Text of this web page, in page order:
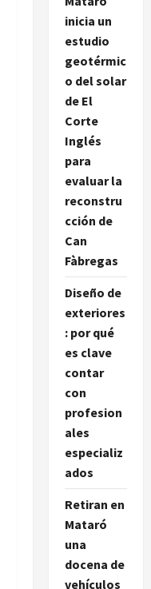
inicia un
estudio
geotérmic
o del solar
de El
Corte
Inglés
para
evaluar la
reconstru
cción de
Can
Fàbregas
Diseño de
exteriores
: por qué
es clave
contar
con
profesion
ales
especializ
ados
Retiran en
Mataró
una
docena de
vehículos